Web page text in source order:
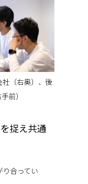
（右奥）、後
前）
捉え共通
り合ってい